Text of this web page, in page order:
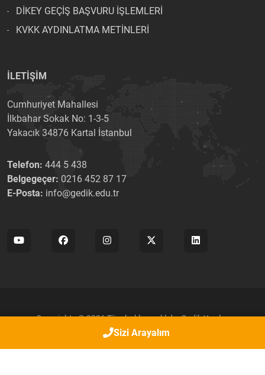
DİKEY GEÇİŞ BAŞVURU İŞLEMLERİ
KVKK AYDINLATMA METİNLERİ
İLETİŞİM
Cumhuriyet Mahallesi
İlkbahar Sokak No: 1-3-5
Yakacık 34876 Kartal İstanbul
Telefon: 444 5 438
Belgegeçer: 0216 452 87 17
E-Posta: info@gedik.edu.tr
Copyrights © 2026 Tüm hakları saklıdır. Gedik Yazılım
Sizi Arayalım